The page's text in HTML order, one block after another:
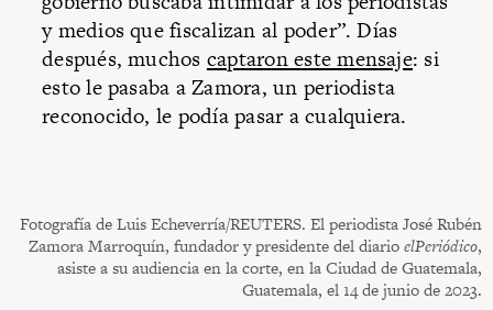
y medios que fiscalizan al poder”. Días
después, muchos captaron este mensaje: si
esto le pasaba a Zamora, un periodista
reconocido, le podía pasar a cualquiera.
Fotografía de Luis Echeverría/REUTERS. El periodista José Rubén
Zamora Marroquín, fundador y presidente del diarioelPeriódico,
asiste a su audiencia en la corte, en la Ciudad de Guatemala,
Guatemala, el 14 de junio de 2023.